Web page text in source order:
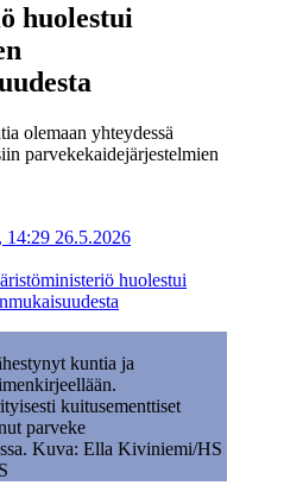
huolestui
olemaan yhteydessä
parvekekaidejärjestelmien
14:29 26.5.2026
huolestui
kuntia ja
kuitusementtiset
parveke
Kuva: Ella Kiviniemi/HS